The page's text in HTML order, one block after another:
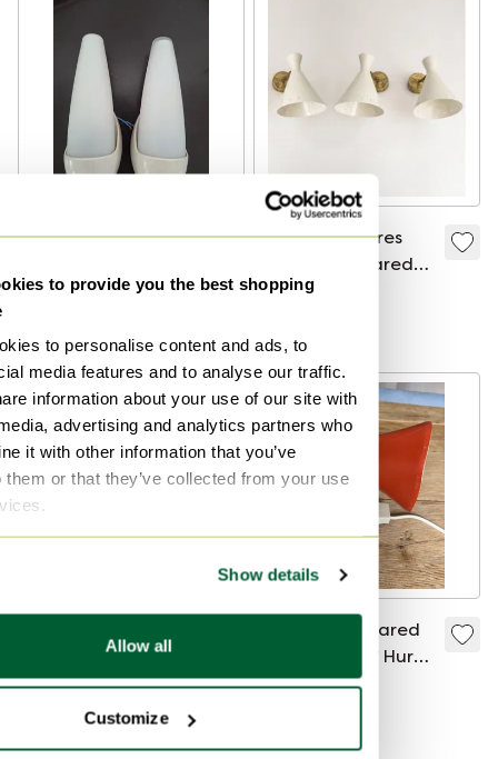
to provide you the best shopping
to personalise content and ads, to
media features and to analyse our traffic.
information about your use of our site with
advertising and analytics partners who
it with other information that you’ve
them or that they’ve collected from your use
Show details
Allow all
Customize
Lámparas de pared
Conjunto de tres
apliques de pared
de diseño italiano
1950.
590 €
modelo 6065 doble
de porcelana
marrón de Sigvard
220 €
Oferta de 160 €
Lámpara de pared
vintage Josef Hurka
de mediados de
75 €